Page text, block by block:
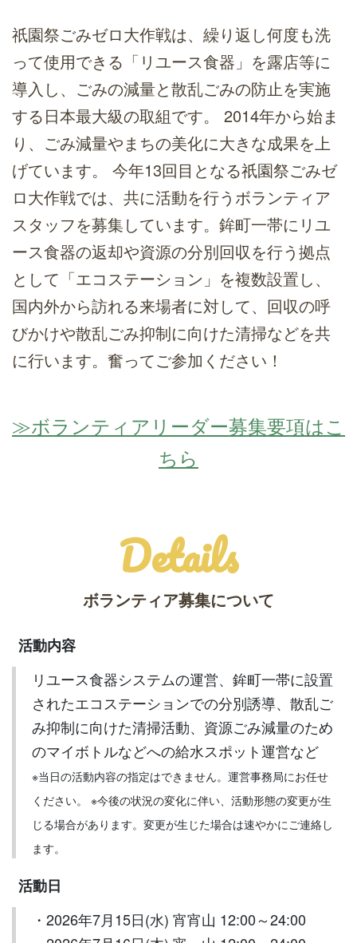
祇園祭ごみゼロ大作戦は、繰り返し何度も洗
って使用できる「リユース食器」を露店等に
導入し、ごみの減量と散乱ごみの防止を実施
する日本最大級の取組です。 2014年から始ま
り、ごみ減量やまちの美化に大きな成果を上
げています。 今年13回目となる祇園祭ごみゼ
ロ大作戦では、共に活動を行うボランティア
スタッフを募集しています。鉾町一帯にリユ
ース食器の返却や資源の分別回収を行う拠点
として「エコステーション」を複数設置し、
国内外から訪れる来場者に対して、回収の呼
びかけや散乱ごみ抑制に向けた清掃などを共
に行います。奮ってご参加ください！
≫ボランティアリーダー募集要項はこ
ちら
Details
ボランティア募集について
活動内容
リユース食器システムの運営、鉾町一帯に設置
されたエコステーションでの分別誘導、散乱ご
み抑制に向けた清掃活動、資源ごみ減量のため
のマイボトルなどへの給水スポット運営など
※当日の活動内容の指定はできません。運営事務局にお任せ
ください。 ※今後の状況の変化に伴い、活動形態の変更が生
じる場合があります。変更が生じた場合は速やかにご連絡し
ます。
活動日
・2026年7月15日(水) 宵宵山 12:00～24:00